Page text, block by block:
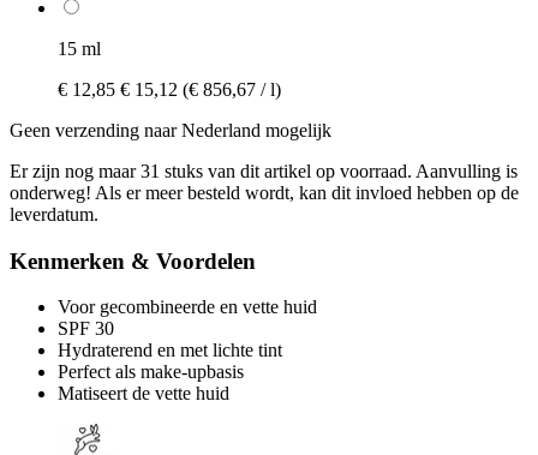
15 ml
€ 12,85 € 15,12 (€ 856,67 / l)
Geen verzending naar Nederland mogelijk
Er zijn nog maar 31 stuks van dit artikel op voorraad. Aanvulling is
onderweg! Als er meer besteld wordt, kan dit invloed hebben op de
leverdatum.
Kenmerken & Voordelen
Voor gecombineerde en vette huid
SPF 30
Hydraterend en met lichte tint
Perfect als make-upbasis
Matiseert de vette huid